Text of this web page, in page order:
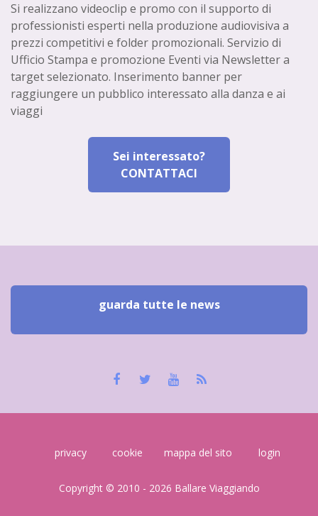
Si realizzano videoclip e promo con il supporto di
professionisti esperti nella produzione audiovisiva a
prezzi competitivi e folder promozionali. Servizio di
Ufficio Stampa e promozione Eventi via Newsletter a
target selezionato. Inserimento banner per
raggiungere un pubblico interessato alla danza e ai
viaggi
Sei interessato?
CONTATTACI
guarda tutte le news
privacy cookie mappa del sito login
Copyright © 2010 - 2026 Ballare Viaggiando